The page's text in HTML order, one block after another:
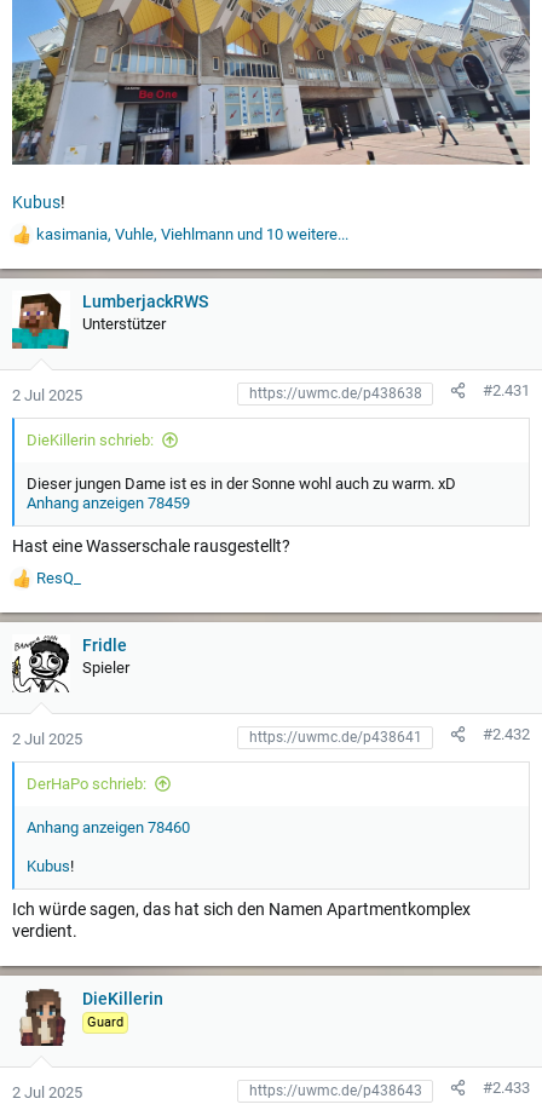
Kubus!
W
r
n
n
:
kasimania, Vuhle, Viehlmann und 10 weitere...
LumberjackRWS
Unterstützer
2 Jul 2025 #2.431
DieKillerin schrieb:
Dieser jungen Dame ist es in der Sonne wohl auch zu warm. xD
Anhang anzeigen 78459
Hast eine Wasserschale rausgestellt?
W
r
t
u
n
n
:
ResQ_
Fridle
Spieler
2 Jul 2025 #2.432
DerHaPo schrieb:
Anhang anzeigen 78460
Kubus!
Ich würde sagen, das hat sich den Namen Apartmentkomplex
verdient.
DieKillerin
Guard
2 Jul 2025 #2.433